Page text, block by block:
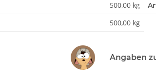
500,00 kg
500,00 kg
Angaben